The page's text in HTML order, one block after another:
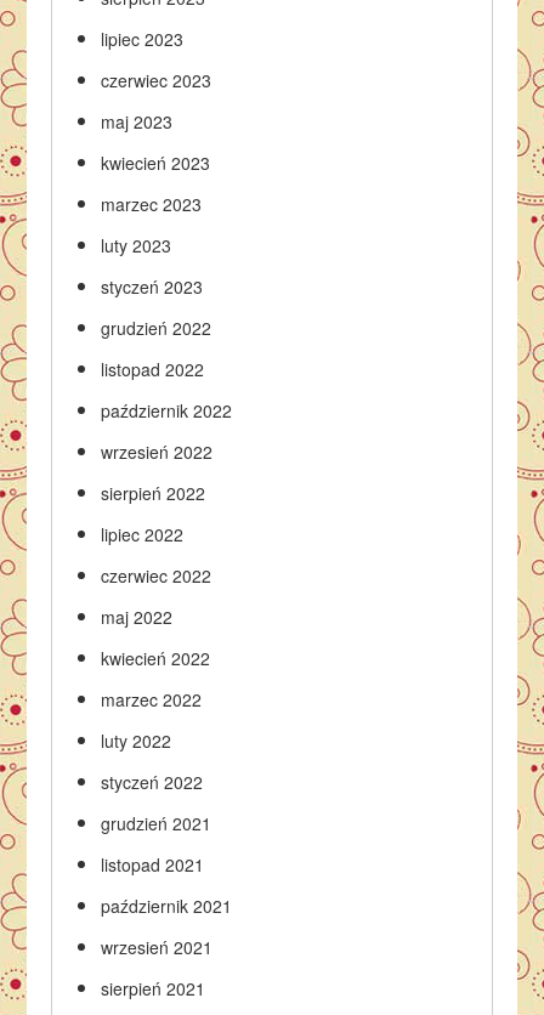
lipiec 2023
czerwiec 2023
maj 2023
kwiecień 2023
marzec 2023
luty 2023
styczeń 2023
grudzień 2022
listopad 2022
październik 2022
wrzesień 2022
sierpień 2022
lipiec 2022
czerwiec 2022
maj 2022
kwiecień 2022
marzec 2022
luty 2022
styczeń 2022
grudzień 2021
listopad 2021
październik 2021
wrzesień 2021
sierpień 2021